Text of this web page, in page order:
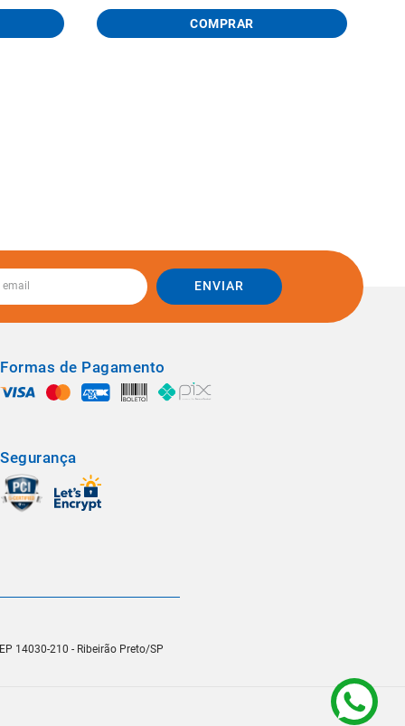
COMPRAR
ENVIAR
Formas de Pagamento
Segurança
14030-210 - Ribeirão Preto/SP